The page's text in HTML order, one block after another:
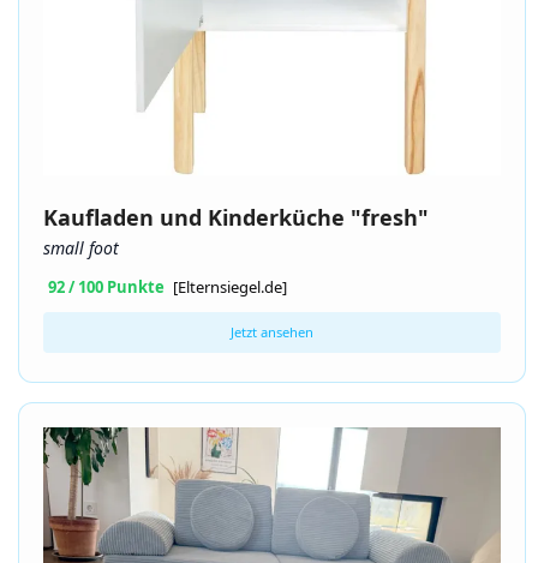
Kaufladen und Kinderküche "fresh"
small foot
92 / 100 Punkte [Elternsiegel.de]
Jetzt ansehen